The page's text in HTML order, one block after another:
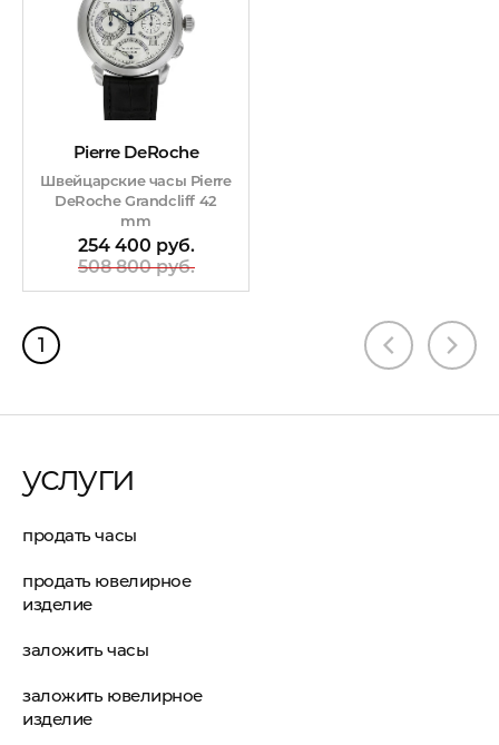
Pierre DeRoche
Швейцарские часы Pierre
DeRoche Grandcliff 42
mm
254 400 руб.
508 800 руб.
1
услуги
продать часы
продать ювелирное
изделие
заложить часы
заложить ювелирное
изделие